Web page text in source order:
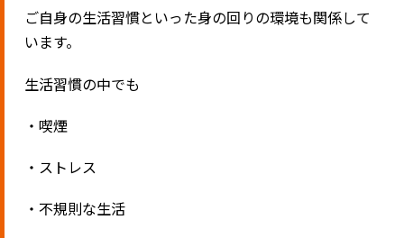
ご自身の生活習慣といった身の回りの環境も関係して
います。
生活習慣の中でも
・喫煙
・ストレス
・不規則な生活